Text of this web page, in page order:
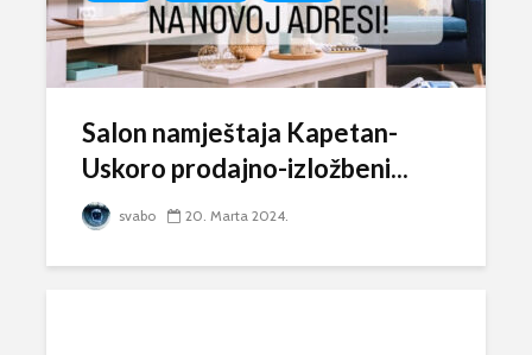
Salon namještaja Kapetan-
Uskoro prodajno-izložbeni...
svabo 20. Marta 2024.